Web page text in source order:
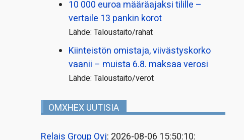
10 000 euroa määräajaksi tilille –
vertaile 13 pankin korot
Lähde: Taloustaito/rahat
Kiinteistön omistaja, viivästyskorko
vaanii – muista 6.8. maksaa verosi
Lähde: Taloustaito/verot
OMXHEX UUTISIA
Relais Group Oyj: 2026-08-06 15:50:10: